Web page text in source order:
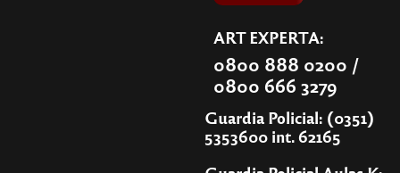
ART EXPERTA:
0800 888 0200 /
0800 666 3279
Guardia Policial: (0351)
5353600 int. 62165